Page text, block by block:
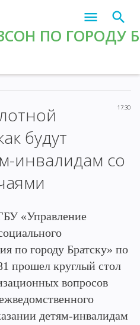
ПО ГОРОДУ
17:30
будут
инвалидам со
«Управление
по городу Братску» по
прошел круглый стол
вопросов
детям-инвалидам